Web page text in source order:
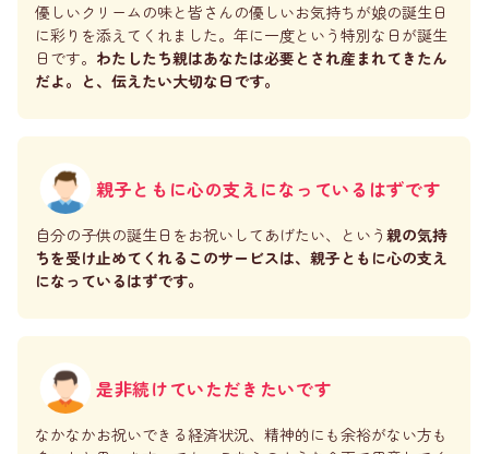
優しいクリームの味と皆さんの優しいお気持ちが娘の誕生日
に彩りを添えてくれました。年に一度という特別な日が誕生
日です。 わたしたち親はあなたは必要とされ産まれてきたん
だよ。と、伝えたい大切な日です。
親子ともに心の支えになっているはずです
自分の子供の誕生日をお祝いしてあげたい、という 親の気持
ちを受け止めてくれるこのサービスは、親子ともに心の支え
になっているはずです。
是非続けていただきたいです
なかなかお祝いできる経済状況、精神的にも余裕がない方も